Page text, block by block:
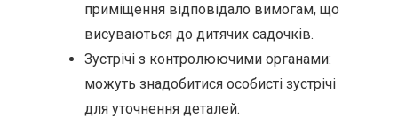
приміщення відповідало вимогам, що
висуваються до дитячих садочків.
Зустрічі з контролюючими органами:
можуть знадобитися особисті зустрічі
для уточнення деталей.